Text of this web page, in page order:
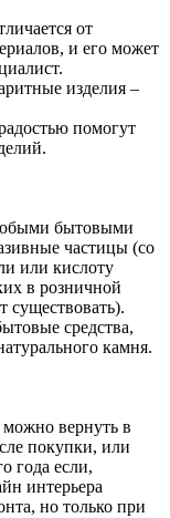
от
и его может
изделия –
помогут
бытовыми
частицы (со
или кислоту
в розничной
существовать).
средства,
камня.
вернуть в
покупки, или
года если,
интерьера
но только при